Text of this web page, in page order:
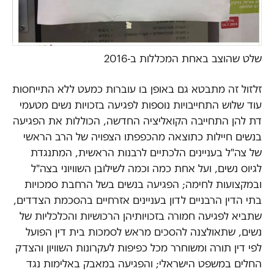
שלט שהוצב באחת המכללות ב-2016
זלזול זה מתבטא גם באופן בו עוברות כמעט ללא התייחסות
עוד שלוש התחייבויות נוספות לפגיעה בזכויות נשים מטעמי
דת להן התחייבה הקואליציה החדשה, הכוללות את הפגיעה
בנשים חיילות כתוצאה מהכפפתו הצפויה של הרב הראשי
של צה"ל בעניינים הלכתיים לרבנות הראשית, המתנגדת
לגיוס נשים, ועל אחת כמה וכמה לשילובן השוויוני בצה"ל
ובמקצועות לחימה; הפגיעה בנשים בשל הרחבת סמכויות
בתי הדין הרבניים לדון בעניינים אזרחיים בהסכמת הצדדים,
שתביא לפגיעה חמורה בזכויותיהן הרכושיות והכלכליות של
נשים, שתאולצנה להסכים מראש לסמכות בית דין הפועל
לפי דין תורה ומשוחרר מכל כפיפות לעקרונות השוויון והצדק
החלים במשפט הישראלי; והפגיעה במאבק באלימות נגד